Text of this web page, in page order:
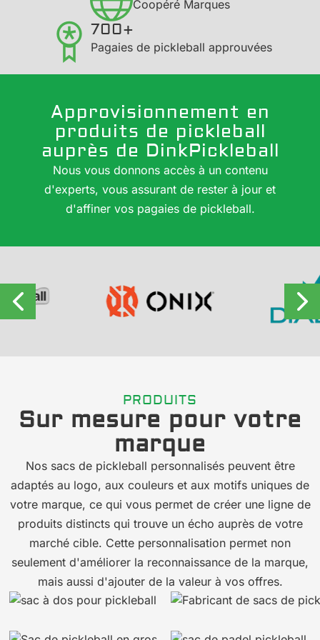
Coopéré Marques
700+
Pagaies de pickleball approuvées
Approvisionnement en
produits de pickleball
auprès de DinkPickleball
Nous vous donnons accès à un contenu
d'experts, vous assurant de rester à jour et
d'affiner vos pagaies de pickleball.
PRODUITS
Sur mesure pour votre
marque
Nos sacs de pickleball personnalisés peuvent être
adaptés au logo, aux couleurs et aux motifs uniques de
votre marque, ce qui vous permet de créer une ligne de
produits distincts qui trouve un écho auprès de votre
marché cible. Cette personnalisation permet non
seulement d'améliorer la reconnaissance de la marque,
mais aussi d'ajouter de la valeur à vos offres.